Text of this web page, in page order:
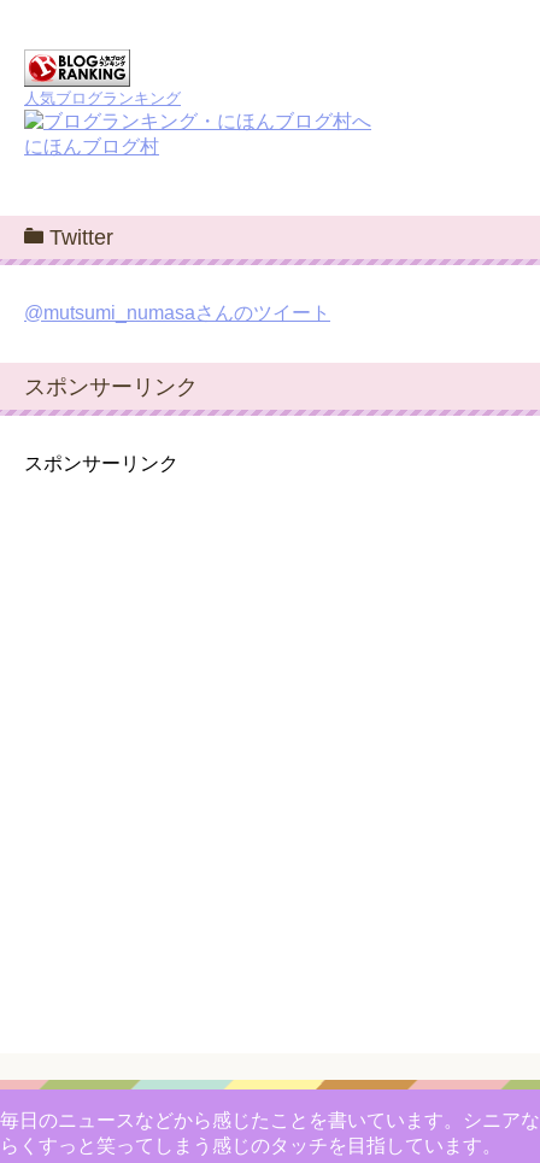
人気ブログランキング
にほんブログ村
Twitter
@mutsumi_numasaさんのツイート
スポンサーリンク
スポンサーリンク
毎日のニュースなどから感じたことを書いています。シニアな
らくすっと笑ってしまう感じのタッチを目指しています。